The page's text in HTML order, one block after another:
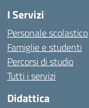
I Servizi
Personale scolastico
Famiglie e studenti
Percorsi di studio
Tutti i servizi
Didattica